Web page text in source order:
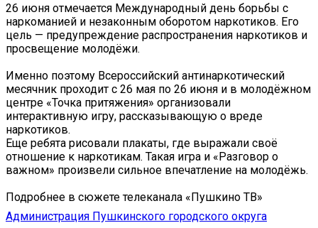
26 июня отмечается Международный день борьбы с
наркоманией и незаконным оборотом наркотиков. Его
цель — предупреждение распространения наркотиков и
просвещение молодёжи.
Именно поэтому Всероссийский антинаркотический
месячник проходит с 26 мая по 26 июня и в молодёжном
центре «Точка притяжения» организовали
интерактивную игру, рассказывающую о вреде
наркотиков.
Еще ребята рисовали плакаты, где выражали своё
отношение к наркотикам. Такая игра и «Разговор о
важном» произвели сильное впечатление на молодёжь.
Подробнее в сюжете телеканала «Пушкино ТВ»
Администрация Пушкинского городского округа